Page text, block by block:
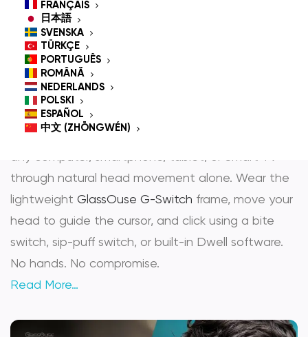
FRANÇAIS
日本語
SVENSKA
TÜRKÇE
PORTUGUÊS
ROMÂNĂ
NEDERLANDS
POLSKI
ESPAÑOL
中文 (ZHŌNGWÉN)
Disabilities
GlassOuse is the most trusted
head controlled mouse
assistive technology that gives people with
physical disabilities full, independent control over
through natural head movement alone. Wear the
lightweight GlassOuse G-Switch frame, move your
head to guide the cursor, and click using a bite
switch, sip-puff switch, or built-in Dwell software.
No hands. No compromise.
Read More…